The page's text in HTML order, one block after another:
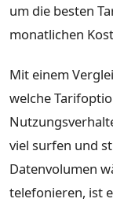
um die besten
monatlichen
Mit einem
welche
viel surfen und
Datenvolumen
telefonieren, ist